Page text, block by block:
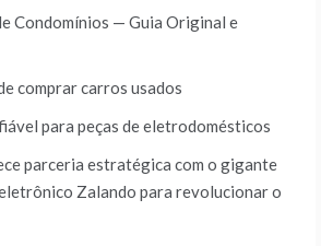
Condomínios — Guia Original e
comprar carros usados
para peças de eletrodomésticos
parceria estratégica com o gigante
Zalando para revolucionar o